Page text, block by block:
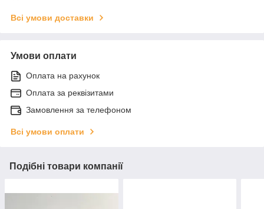
Всі умови доставки
Умови оплати
Оплата на рахунок
Оплата за реквізитами
Замовлення за телефоном
Всі умови оплати
Подібні товари компанії